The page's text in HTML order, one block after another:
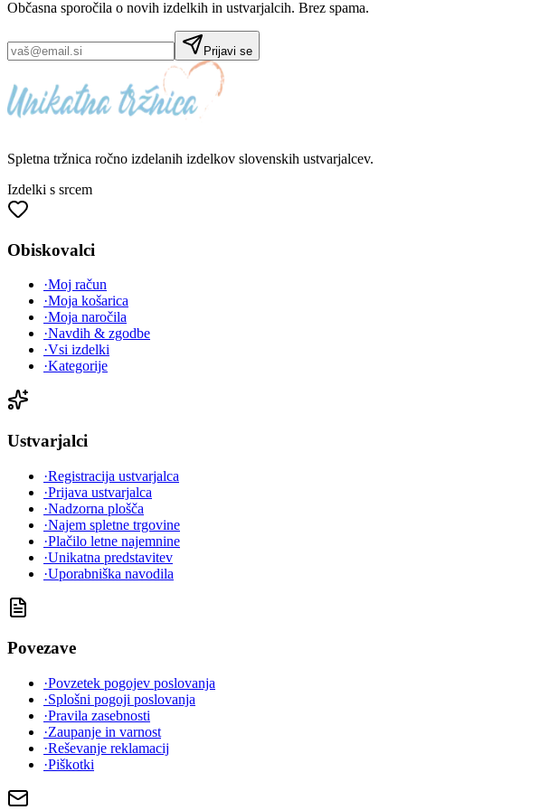
Občasna sporočila o novih izdelkih in ustvarjalcih. Brez spama.
Prijavi se
Spletna tržnica ročno izdelanih izdelkov slovenskih ustvarjalcev.
Izdelki s srcem
Obiskovalci
·Moj račun
·Moja košarica
·Moja naročila
·Navdih & zgodbe
·Vsi izdelki
·Kategorije
Ustvarjalci
·Registracija ustvarjalca
·Prijava ustvarjalca
·Nadzorna plošča
·Najem spletne trgovine
·Plačilo letne najemnine
·Unikatna predstavitev
·Uporabniška navodila
Povezave
·Povzetek pogojev poslovanja
·Splošni pogoji poslovanja
·Pravila zasebnosti
·Zaupanje in varnost
·Reševanje reklamacij
·Piškotki